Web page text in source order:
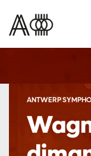
ANTWERP